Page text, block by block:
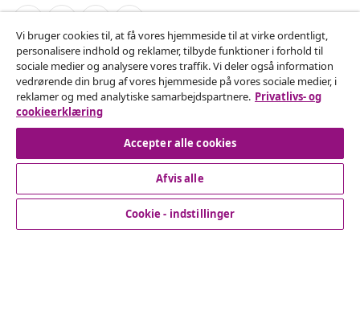
Fortryd køb
Indsend en anmodning om at fortryde din ordre.
Fortryd køb
Kundeservice
Vi bruger cookies til, at få vores hjemmeside til at virke ordentligt,
personalisere indhold og reklamer, tilbyde funktioner i forhold til
sociale medier og analysere vores traffik. Vi deler også information
vedrørende din brug af vores hjemmeside på vores sociale medier, i
reklamer og med analytiske samarbejdspartnere. Privatlivs- og
cookieerklæring
Accepter alle cookies
Afvis alle
Cookie - indstillinger